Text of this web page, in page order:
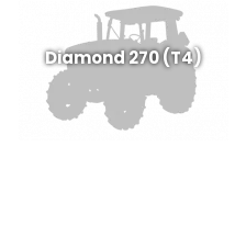
Diamond 270 (T4)